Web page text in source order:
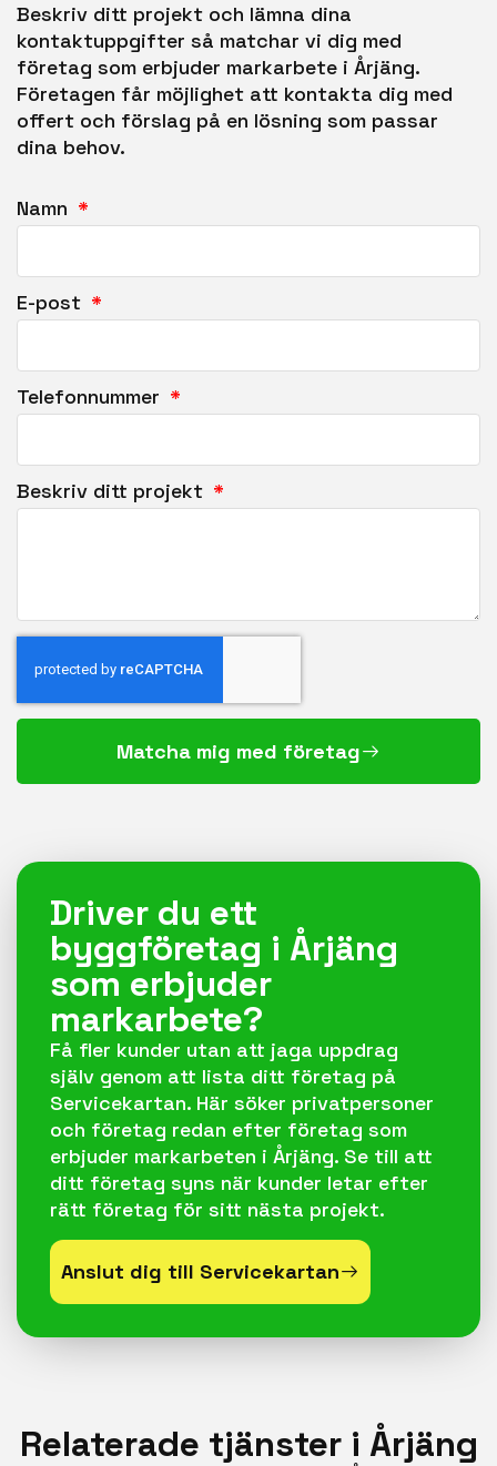
Beskriv ditt projekt och lämna dina
kontaktuppgifter så matchar vi dig med
företag som erbjuder markarbete i Årjäng.
Företagen får möjlighet att kontakta dig med
offert och förslag på en lösning som passar
dina behov.
Namn
E-post
Telefonnummer
Beskriv ditt projekt
Matcha mig med företag
Driver du ett
byggföretag i Årjäng
som erbjuder
markarbete?
Få fler kunder utan att jaga uppdrag
själv genom att lista ditt företag på
Servicekartan. Här söker privatpersoner
och företag redan efter företag som
erbjuder markarbeten i Årjäng. Se till att
ditt företag syns när kunder letar efter
rätt företag för sitt nästa projekt.
Anslut dig till Servicekartan
Relaterade tjänster i Årjäng